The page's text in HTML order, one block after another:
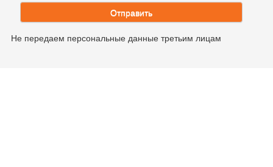
Отправить
Не передаем персональные данные третьим лицам